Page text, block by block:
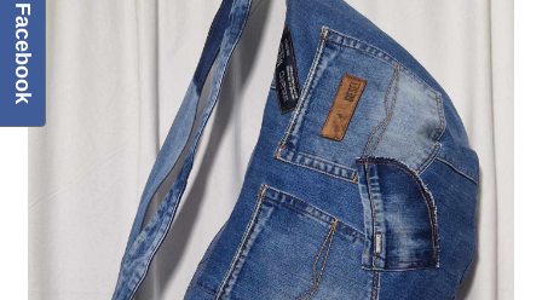
Regulamin
Sklep
Facebook